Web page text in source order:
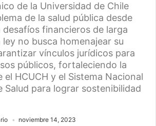
de la Universidad de Chile
de la salud pública desde
financieros de larga
ley no busca homenajear su
vínculos jurídicos para
públicos, fortaleciendo la
HCUCH y el Sistema Nacional
Salud para lograr sostenibilidad
noviembre 14, 2023